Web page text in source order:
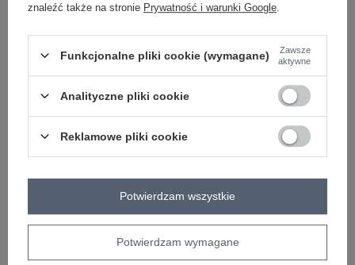
Zobacz wszystkie kolory (+7)
ZALOGUJ SIĘ I ZOBACZ CENĘ
Masz pytanie? Chętnie pomożemy.
znaleźć także na stronie Prywatność i warunki Google
Funkcjonalne pliki cookie (wymagane)
Zawsze
aktywne
Analityczne pliki cookie
Reklamowe pliki cookie
Potwierdzam wymagane
Potwierdzam wszystkie